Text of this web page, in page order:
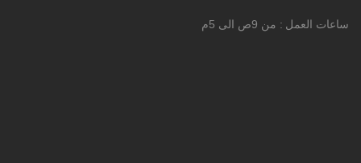
ساعات العمل من 9ص الى 5م